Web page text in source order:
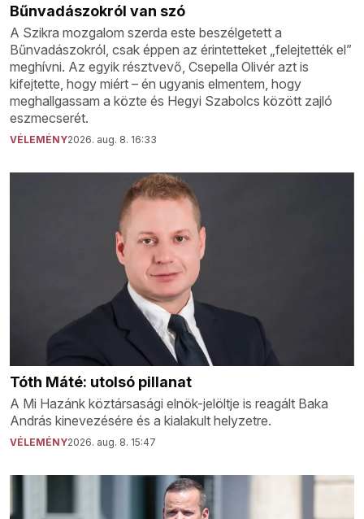
Bűnvadászokról van szó
A Szikra mozgalom szerda este beszélgetett a
Bűnvadászokról, csak éppen az érintetteket „felejtették el”
meghívni. Az egyik résztvevő, Csepella Olivér azt is
kifejtette, hogy miért – én ugyanis elmentem, hogy
meghallgassam a közte és Hegyi Szabolcs között zajló
eszmecserét.
VÉLEMÉNY2026. aug. 8. 16:33
Tóth Máté: utolsó pillanat
A Mi Hazánk köztársasági elnök-jelöltje is reagált Baka
András kinevezésére és a kialakult helyzetre.
VÉLEMÉNY2026. aug. 8. 15:47